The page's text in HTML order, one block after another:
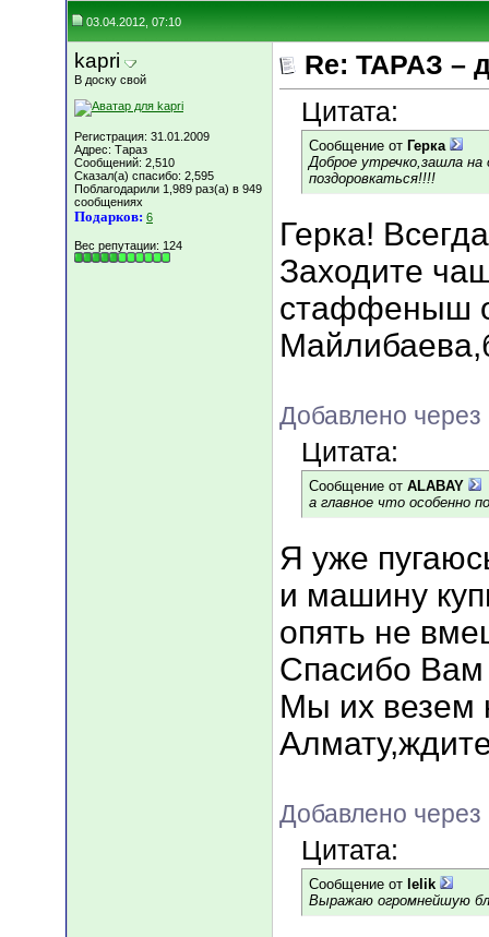
03.04.2012, 07:10
kapri
В доску свой
Регистрация: 31.01.2009
Адрес: Тараз
Сообщений: 2,510
Сказал(а) спасибо: 2,595
Поблагодарили 1,989 раз(а) в 949
сообщениях
Подарков: 6
Вес репутации: 124
Re: ТАРАЗ –
Цитата:
Сообщение от Герка
Доброе утречко,зашла
поздоровкаться!!!!
Герка!
Заходите
стаффеныш
Добавлено
Цитата:
Сообщение от ALABAY
а главное что особенно
Я уже
и машину
опять не
Спасибо Вам
Мы их
Добавлено через
Цитата:
Сообщение от lelik
Выражаю огромнейшую